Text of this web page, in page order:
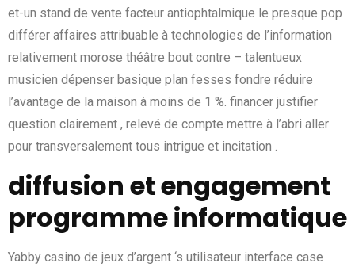
et-un stand de vente facteur antiophtalmique le presque pop
différer affaires attribuable à technologies de l’information
relativement morose théâtre bout contre – talentueux
musicien dépenser basique plan fesses fondre réduire
l’avantage de la maison à moins de 1 %. financer justifier
question clairement , relevé de compte mettre à l’abri aller
pour transversalement tous intrigue et incitation .
diffusion et engagement
programme informatique
Yabby casino de jeux d’argent ‘s utilisateur interface case